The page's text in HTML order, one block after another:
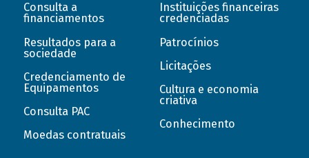
Consulta a
financiamentos
Resultados para a
sociedade
Credenciamento de
Equipamentos
Consulta PAC
Moedas contratuais
Instituições financeiras
credenciadas
Patrocínios
Licitações
Cultura e economia
criativa
Conhecimento